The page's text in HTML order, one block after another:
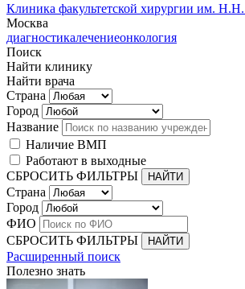
Клиника факультетской хирургии им.
Москва
диагностикалечениеонкология
Поиск
Найти клинику
Найти врача
Страна
Город
Название
Наличие ВМП
Работают в выходные
СБРОСИТЬ ФИЛЬТРЫ
Страна
Город
ФИО
СБРОСИТЬ ФИЛЬТРЫ
Расширенный поиск
Полезно знать